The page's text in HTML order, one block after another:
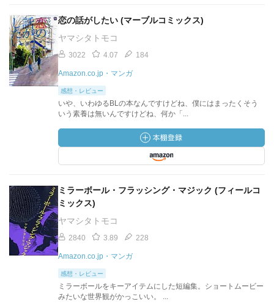
恋の話がしたい (マーブルコミックス)
ヤマシタトモコ
3022 4.07 184
Amazon.co.jp・マンガ
感想・レビュー
いや、いわゆるBLの本なんですけどね、僕にはまったくそう
いう素養は無いんですけどね、何か「...
ミラーボール・フラッシング・マジック (フィールコ
ミックス)
ヤマシタトモコ
2840 3.89 228
Amazon.co.jp・マンガ
感想・レビュー
ミラーボールをキーアイテムにした短編集。ショートムービー
みたいな世界観がかっこいい。 ...